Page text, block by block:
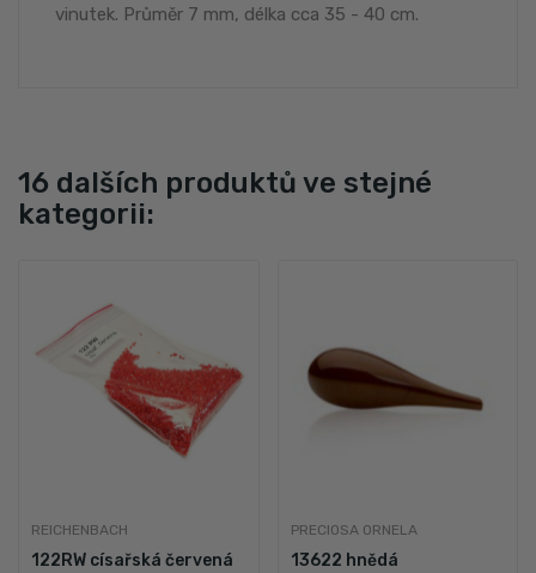
vinutek. Průměr 7 mm, délka cca 35 - 40 cm.
16 dalších produktů ve stejné
kategorii:
REICHENBACH
122RW císařská červená
PRECIOSA ORNELA
13622 hnědá